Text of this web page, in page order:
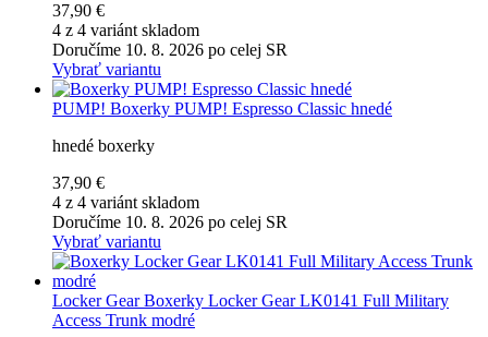
37,90 €
4 z 4 variánt skladom
Doručíme 10. 8. 2026 po celej SR
Vybrať variantu
PUMP! Boxerky PUMP! Espresso Classic hnedé
hnedé boxerky
37,90 €
4 z 4 variánt skladom
Doručíme 10. 8. 2026 po celej SR
Vybrať variantu
Locker Gear Boxerky Locker Gear LK0141 Full Military
Access Trunk modré